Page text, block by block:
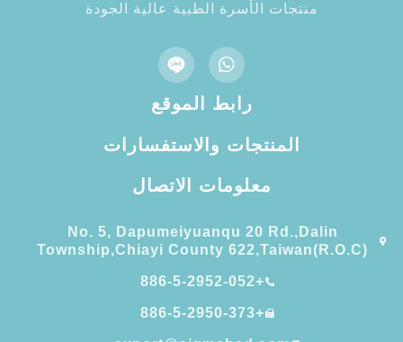
منتجات الأسرة الطبية عالية الجودة
رابط الموقع
المنتجات والاستفسارات
معلومات الاتصال
No. 5, Dapumeiyuanqu 20 Rd.,Dalin
Township,Chiayi County 622,Taiwan(R.O.C)
+886-5-2952-052
+886-5-2950-373